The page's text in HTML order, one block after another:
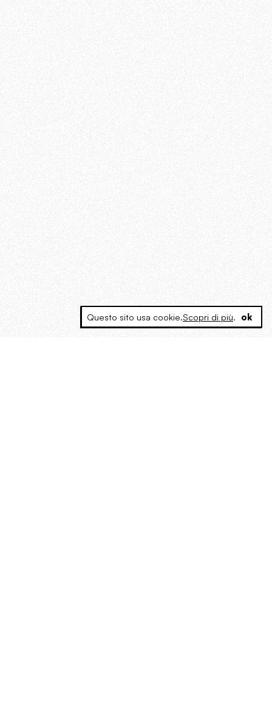
Questo sito usa cookie.Scopri di più. ok